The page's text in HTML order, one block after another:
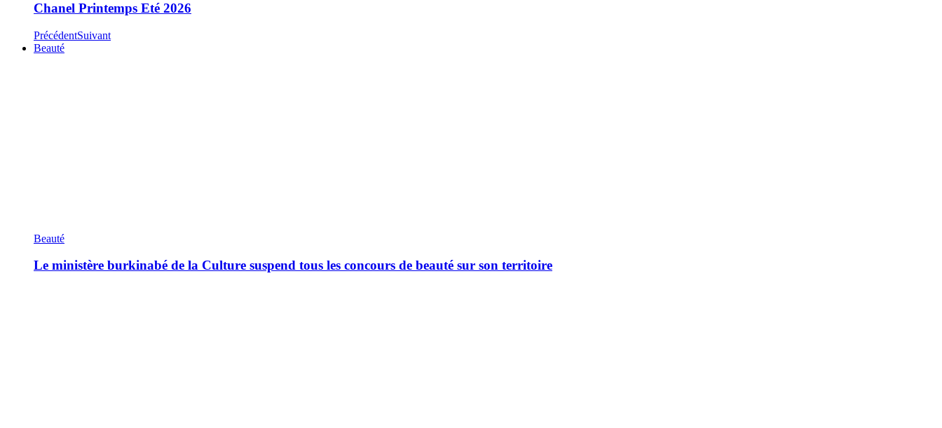
Chanel Printemps Eté 2026
PrécédentSuivant
Beauté
Beauté
Le ministère burkinabé de la Culture suspend tous les concours de beauté sur son territoire